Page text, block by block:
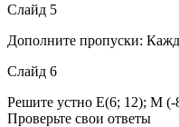
Слайд 5
Дополните
Слайд 6
Решите устно Е(6; 12); М (-
Проверьте свои ответы